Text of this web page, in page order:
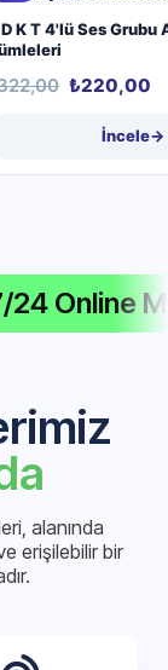
D K T 4'lü Ses
₺220,00
İncele→
alanında
erişilebilir bir